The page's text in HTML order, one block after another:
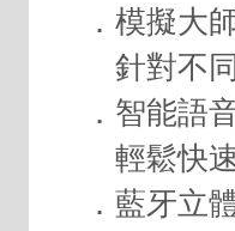
．模擬大
針對不
．智能語
輕鬆快
．藍牙立